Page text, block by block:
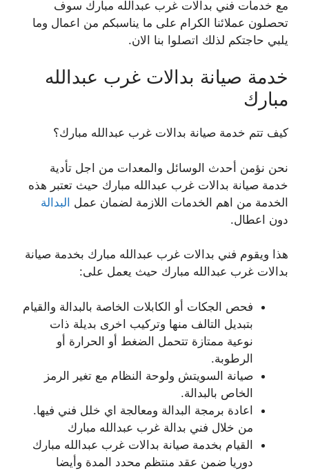
مع خدمات فني بدالات غرب عبدالله مبارك سوف
تحصلون عملائنا الكرام على ما يناسبكم من اعمال وما
يلبي حاجتكم لذلك اتصلوا بنا الان.
خدمة صيانة بدالات غرب عبدالله
مبارك
كيف تتم خدمة صيانة بدالات غرب عبدالله مبارك؟
نحن نؤمن أحدث الوسائل والمعدات من اجل تأدية
خدمة صيانة بدالات غرب عبدالله مبارك حيث تعتبر هذه
الخدمة من اهم الخدمات اللازمة لضمان عمل البدالة
دون اعطال.
هذا ويقوم فني بدالات غرب عبدالله مبارك بخدمة صيانة
بدالات غرب عبدالله مبارك حيث يعمل على:
فحص الجكات أو الكابلات الخاصة بالبدالة والقيام
بتبديل التالف منها وتركيب اخرى بديلة ذات
نوعية ممتازة تتحمل الضغط أو الحرارة أو
الرطوبة.
صيانة السويتش ولوحة النظام مع تغير الرمز
الخاص بالبدالة.
اعادة برمجة البدالة ومعالجة اي خلل فني فيها.
من خلال فني بدالة غرب عبدالله مبارك
القيام بخدمة صيانة بدالات غرب عبدالله مبارك
دوريا ضمن عقد منتظم محدد المدة وأيضا